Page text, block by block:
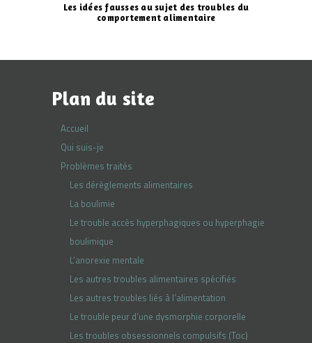
Les idées fausses au sujet des troubles du
comportement alimentaire
Plan du site
Accueil
Qui suis-je
Problèmes traités
Les dérèglements alimentaires
La boulimie
Le trouble accès hyperphagiques ou hyperphagie
boulimique
L’anorexie mentale
Les autres troubles alimentaires spécifiés
Les autres troubles liés à l’alimentation
Le trouble peur d’une dysmorphie corporelle
Les troubles obsessionnels compulsifs (Toc)